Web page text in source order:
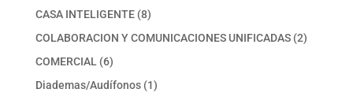
CASA INTELIGENTE 88
productos
COLABORACION Y COMUNICACIONES UNIFICADAS 22
COMERCIAL 66
productos
Diademas/Audífonos 11